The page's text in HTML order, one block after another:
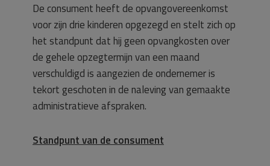
De consument heeft de opvangovereenkomst
voor zijn drie kinderen opgezegd en stelt zich op
het standpunt dat hij geen opvangkosten over
de gehele opzegtermijn van een maand
verschuldigd is aangezien de ondernemer is
tekort geschoten in de naleving van gemaakte
administratieve afspraken.
Standpunt van de consument